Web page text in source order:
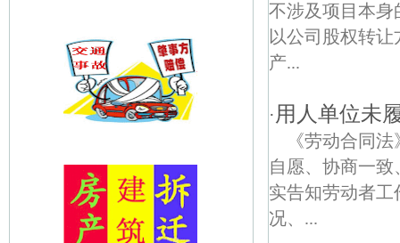
不涉及项目本身
以公司股权转
产...
· 用人单位未
《劳动合同
自愿、协商一
实告知劳动者
况、...